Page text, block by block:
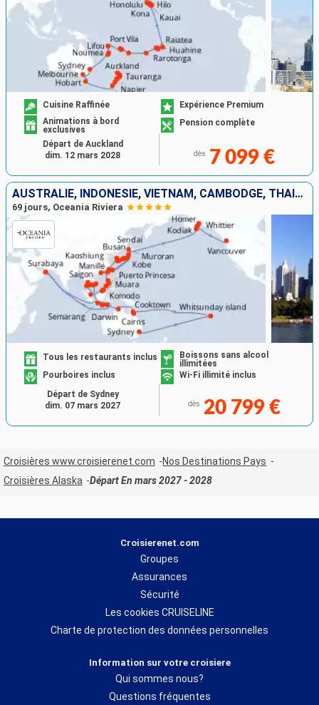
Cuisine Raffinée
Expérience Premium
Animations à bord
exclusives
Pension complète
dès 7 099 €
Départ de Auckland
dim. 12 mars 2028
AUSTRALIE, INDONÉSIE, VIETNAM, CAMBODGE, THAÏLANDE, SINGAPOUR, BRUNEI, MALAISIE, PHILIPPINES, TAÏWAN, CHINE, CORÉE DU SUD, JAPON, ÉTATS-UNIS, CANADA
69 jours, Oceania Riviera
Tous les restaurants inclus
Boissons sans alcool
illimitées
Pourboires inclus
Wi-Fi illimité inclus
dès 20 799 €
Départ de Sydney
dim. 07 mars 2027
Croisières www.croisierenet.com
Nos Destinations Pays
Croisières Alaska
Départ En mars 2027 - 2028
Croisierenet.com
Groupes
Assurances
Sécurité
Les cookies CRUISELINE
Charte de protection des données personnelles
Information sur votre croisiere
Qui sommes nous?
Questions fréquentes